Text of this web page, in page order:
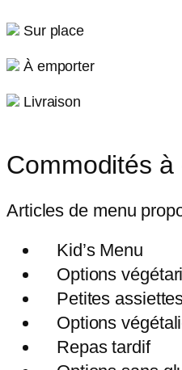
Sur place
À emporter
Livraison
Commodités
Articles de menu
Kid’s Menu
Options
Petites
Options
Repas tardif